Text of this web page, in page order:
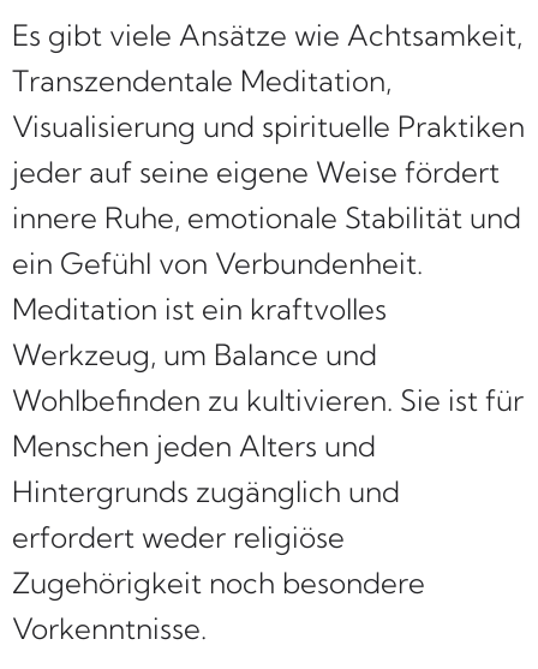
Es gibt viele Ansätze wie Achtsamkeit,
Transzendentale Meditation,
Visualisierung und spirituelle Praktiken
jeder auf seine eigene Weise fördert
innere Ruhe, emotionale Stabilität und
ein Gefühl von Verbundenheit.
Meditation ist ein kraftvolles
Werkzeug, um Balance und
Wohlbefinden zu kultivieren. Sie ist für
Menschen jeden Alters und
Hintergrunds zugänglich und
erfordert weder religiöse
Zugehörigkeit noch besondere
Vorkenntnisse.